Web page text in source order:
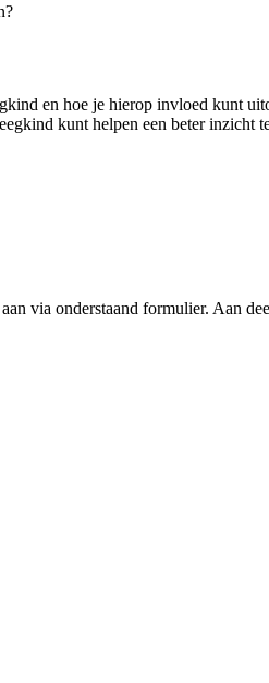
en hoe je hierop invloed kunt
kunt helpen een beter inzicht
via onderstaand formulier. Aan